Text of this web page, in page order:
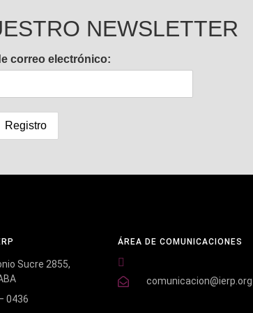
NEWSLETTER
correo electrónico:
Sucre 2855,
0436
ÁREA DE COMUNICACIONES